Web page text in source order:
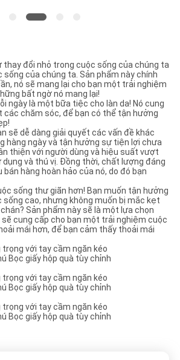
thay đổi nhỏ trong cuộc sống của chúng ta
sống của chúng ta. Sản phẩm này chính
nó sẽ mang lại cho bạn một trải nghiệm
bất ngờ nó mang lại!
ngày là một bữa tiệc cho làn da! Nó cung
các chăm sóc, để bạn có thể tận hưởng
sẽ dễ dàng giải quyết các vấn đề khác
hàng ngày và tận hưởng sự tiện lợi chưa
thiện với người dùng và hiệu suất vượt
dụng và thú vị. Đồng thời, chất lượng đáng
bán hàng hoàn hảo của nó, do đó bạn
sống thư giãn hơn! Bạn muốn tận hưởng
cao, nhưng không muốn bị mắc kẹt
Sản phẩm này sẽ là một lựa chọn
cung cấp cho bạn một trải nghiệm cuộc
mái hơn, để bạn cảm thấy thoải mái